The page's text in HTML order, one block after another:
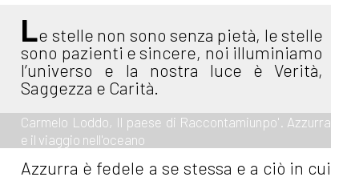
Le stelle non sono senza pietà, le stelle
sono pazienti e sincere, noi illuminiamo
l’universo e la nostra luce è Verità,
Saggezza e Carità.
Carmelo Loddo, Il paese di Raccontamiunpo'. Azzurra
e il viaggio nell'oceano
Azzurra è fedele a se stessa e a ciò in cui